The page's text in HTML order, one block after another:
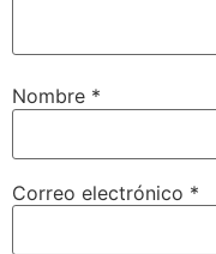
Nombre *
Correo electrónico *